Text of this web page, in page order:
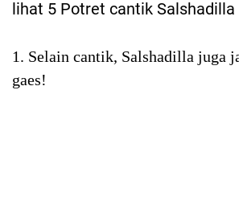
lihat 5 Potret cantik
1. Selain cantik, Salshadilla juga
gaes!